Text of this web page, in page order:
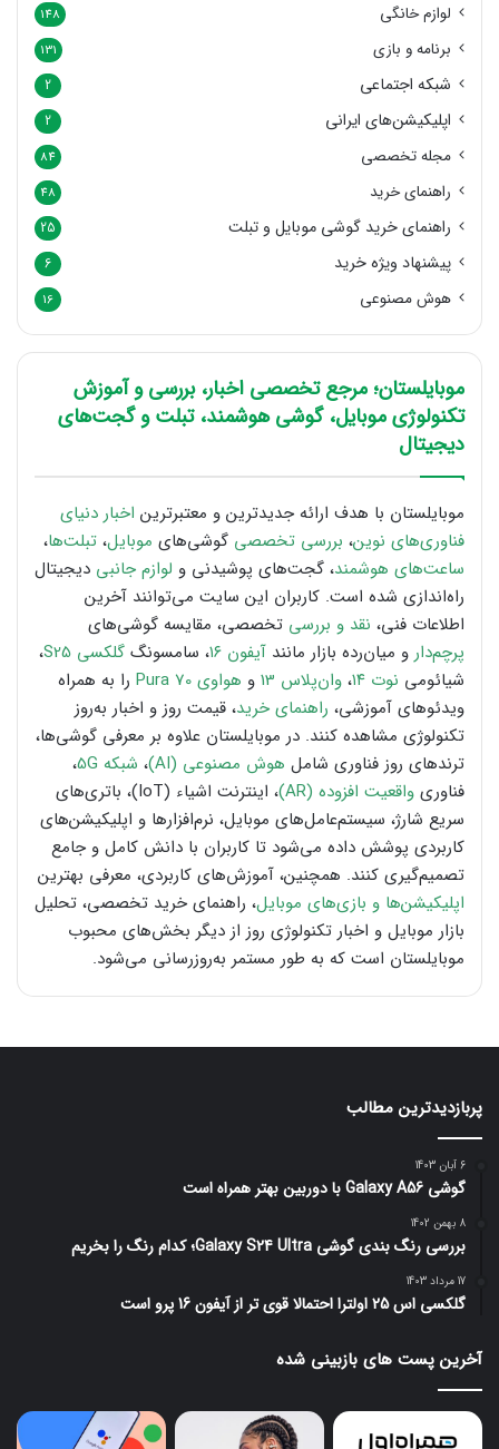
لوازم خانگی 148
برنامه و بازی 131
شبکه اجتماعی 2
اپلیکیشن‌های ایرانی 2
مجله تخصصی 84
راهنمای خرید 48
راهنمای خرید گوشی موبایل و تبلت 25
پیشنهاد ویژه خرید 6
هوش مصنوعی 16
موبایلستان؛ مرجع تخصصی اخبار، بررسی و آموزش
تکنولوژی موبایل، گوشی هوشمند، تبلت و گجت‌های
دیجیتال
موبایلستان با هدف ارائه جدیدترین و معتبرترین اخبار دنیای
فناوری‌های نوین، بررسی تخصصی گوشی‌های موبایل، تبلت‌ها،
ساعت‌های هوشمند، گجت‌های پوشیدنی و لوازم جانبی دیجیتال
راه‌اندازی شده است. کاربران این سایت می‌توانند آخرین
اطلاعات فنی، نقد و بررسی تخصصی، مقایسه گوشی‌های
پرچم‌دار و میان‌رده بازار مانند آیفون ۱۶ ، سامسونگ گلکسی S25
،
شیائومی نوت ۱۴ ، وان‌پلاس 13 و هواوی Pura 70
را به همراه
ویدئوهای آموزشی، راهنمای خرید، قیمت روز و اخبار به‌روز
تکنولوژی مشاهده کنند. در موبایلستان علاوه بر معرفی گوشی‌ها،
ترندهای روز فناوری شامل هوش مصنوعی (AI) ، شبکه 5G
،
فناوری واقعیت افزوده (AR)
، اینترنت اشیاء (IoT)، باتری‌های
سریع شارژ، سیستم‌عامل‌های موبایل، نرم‌افزارها و اپلیکیشن‌های
کاربردی پوشش داده می‌شود تا کاربران با دانش کامل و جامع
تصمیم‌گیری کنند. همچنین، آموزش‌های کاربردی، معرفی بهترین
اپلیکیشن‌ها و بازی‌های موبایل، راهنمای خرید تخصصی، تحلیل
بازار موبایل و اخبار تکنولوژی روز از دیگر بخش‌های محبوب
موبایلستان است که به طور مستمر به‌روزرسانی می‌شود.
پربازدیدترین مطالب
6 آبان 1403
گوشی Galaxy A56 با دوربین بهتر همراه است
8 بهمن 1402
بررسی رنگ بندی گوشی Galaxy S24 Ultra؛ کدام رنگ را بخریم
17 مرداد 1403
گلکسی اس 25 اولترا احتمالا قوی تر از آیفون 16 پرو است
آخرین پست های بازبینی شده